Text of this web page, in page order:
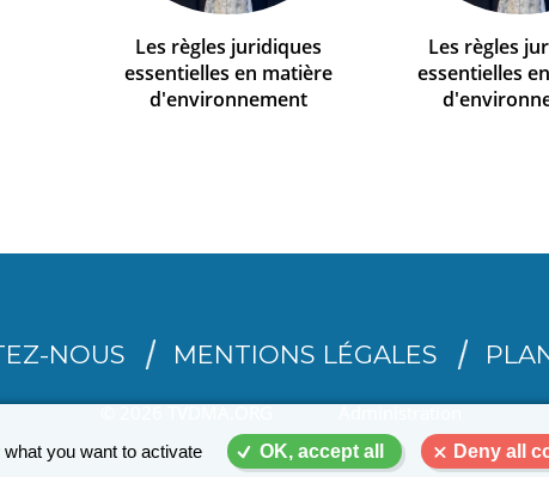
Les règles juridiques
essentielles en matière
d'environnement
Les règles
essentielles
NOUS MENTIONS LÉGALES
you want to activate
OK, accept all Deny all